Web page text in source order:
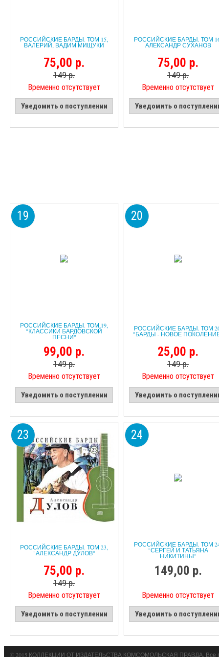
РОССИЙСКИЕ БАРДЫ. ТОМ 15,
ВАЛЕРИЙ, ВАДИМ МИЩУКИ
75,00 р.
149 р.
Временно отсутствует
Уведомить о поступлении
РОССИЙСКИЕ БАРДЫ. ТОМ
АЛЕКСАНДР СУХАНОВ
75,00 р.
149 р.
Временно отсутствует
Уведомить о
19
РОССИЙСКИЕ БАРДЫ. ТОМ 19,
"КЛАССИКИ БАРДОВСКОЙ
ПЕСНИ"
99,00 р.
149 р.
Временно отсутствует
Уведомить о поступлении
20
РОССИЙСКИЕ БАРДЫ. ТОМ
"БАРДЫ - НОВОЕ
25,00 р.
149 р.
Временно отсутствует
Уведомить о
23
РОССИЙСКИЕ БАРДЫ. ТОМ 23,
"АЛЕКСАНДР ДУЛОВ"
75,00 р.
149 р.
Временно отсутствует
Уведомить о поступлении
24
РОССИЙСКИЕ БАРДЫ. ТОМ
"СЕРГЕЙ И ТАТЬЯНА
НИКИТИНЫ"
149,00 р.
Временно отсутствует
Уведомить о
© 2015 КОЛЛЕКЦИИ ОТ ИЗДАТЕЛЬСТВА КОМСОМОЛЬСКАЯ ПРАВДА. Все